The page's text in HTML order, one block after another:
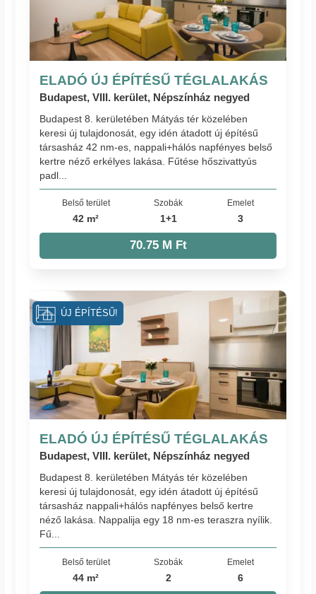
ELADÓ ÚJ ÉPÍTÉSŰ TÉGLALAKÁS
Budapest, VIII. kerület, Népszínház negyed
Budapest 8. kerületében Mátyás tér közelében
keresi új tulajdonosát, egy idén átadott új építésű
társasház 42 nm-es, nappali+hálós napfényes belső
kertre néző erkélyes lakása. Fűtése hőszivattyús
padl...
Belső terület
42 m²
Szobák
1+1
Emelet
3
70.75 M Ft
ELADÓ ÚJ ÉPÍTÉSŰ TÉGLALAKÁS
Budapest, VIII. kerület, Népszínház negyed
Budapest 8. kerületében Mátyás tér közelében
keresi új tulajdonosát, egy idén átadott új építésű
társasház nappali+hálós napfényes belső kertre
néző lakása. Nappalija egy 18 nm-es teraszra nyílik.
Fű...
Belső terület
44 m²
Szobák
2
Emelet
6
ÚJ ÉPÍTÉSŰ!